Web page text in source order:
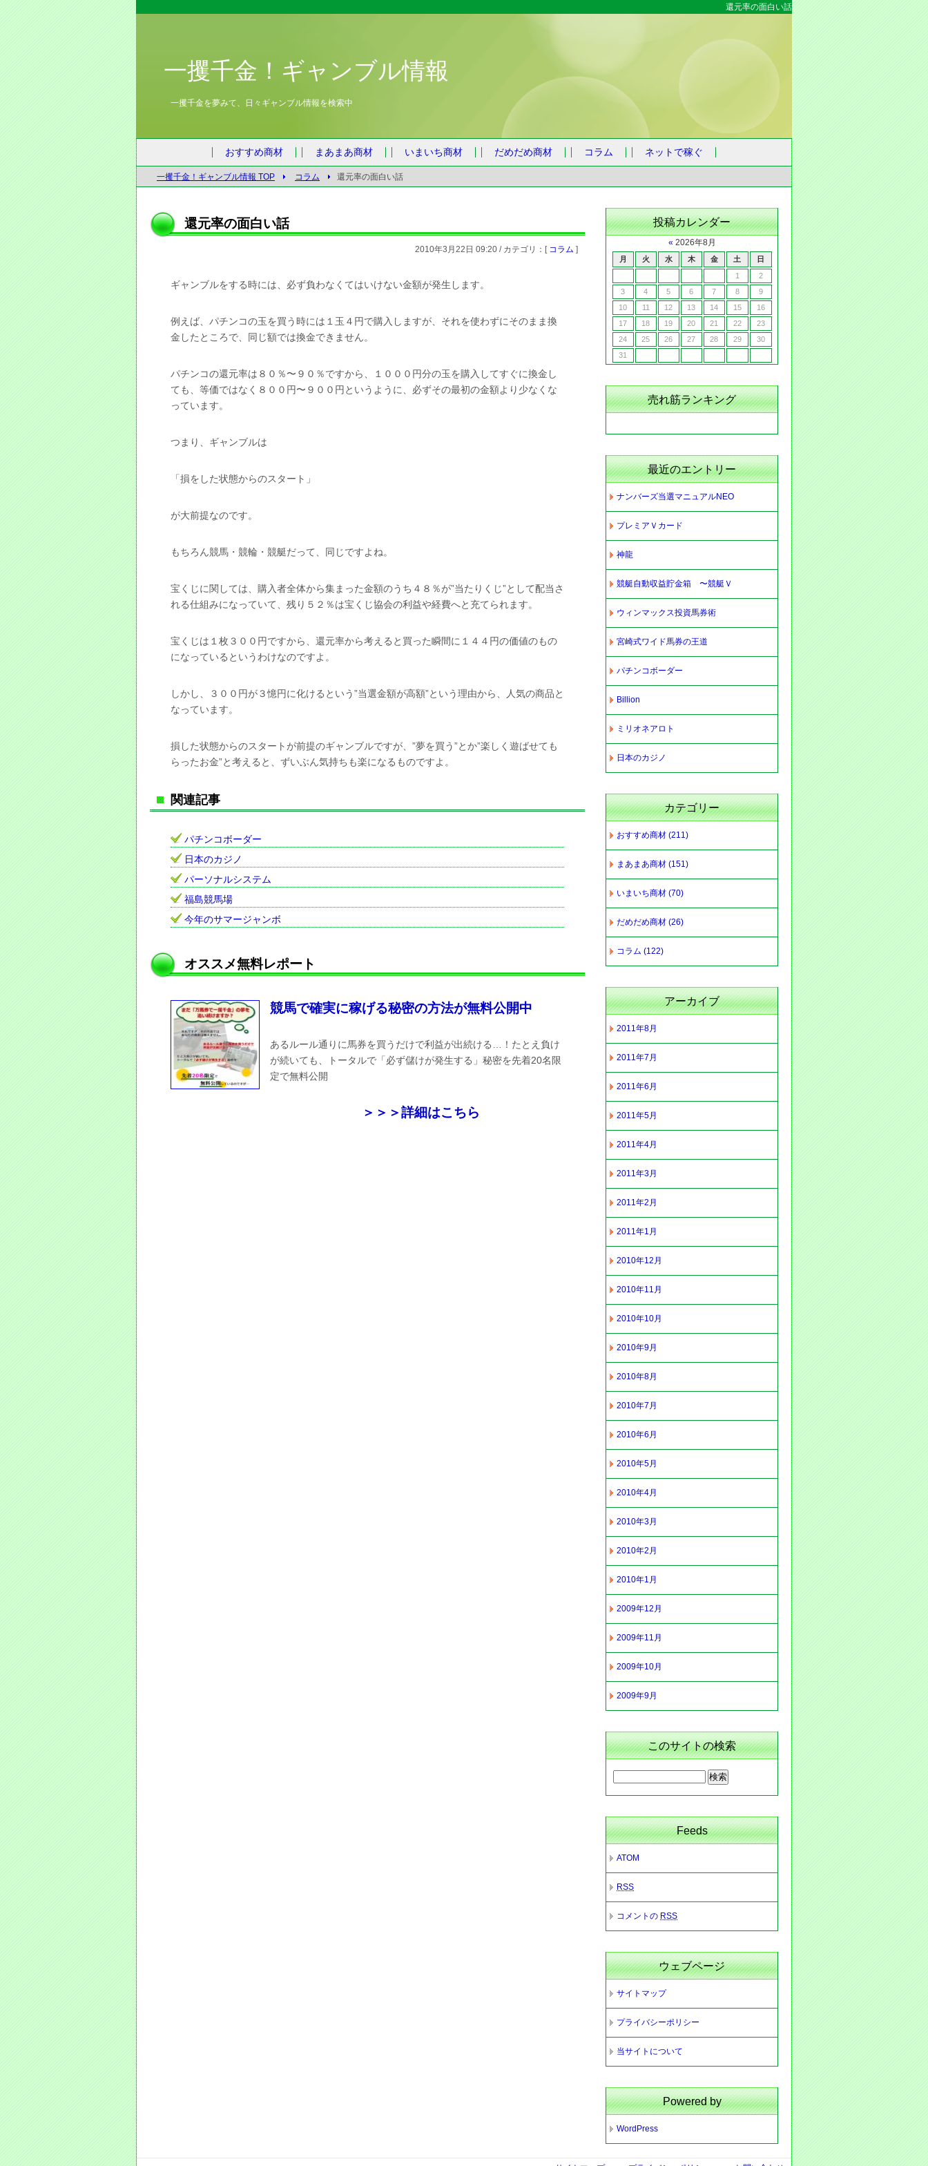
還元率の面白い話
一攫千金！ギャンブル情報
一攫千金を夢みて、日々ギャンブル情報を検索中
おすすめ商材 まあまあ商材 いまいち商材 だめだめ商材 コラム ネットで稼ぐ
一攫千金！ギャンブル情報 TOP コラム 還元率の面白い話
還元率の面白い話
2010年3月22日 09:20 / カテゴリ：[ コラム ]
ギャンブルをする時には、必ず負わなくてはいけない金額が発生します。
例えば、パチンコの玉を買う時には１玉４円で購入しますが、それを使わずにそのまま換
金したところで、同じ額では換金できません。
パチンコの還元率は８０％〜９０％ですから、１０００円分の玉を購入してすぐに換金し
ても、等価ではなく８００円〜９００円というように、必ずその最初の金額より少なくな
っています。
つまり、ギャンブルは
「損をした状態からのスタート」
が大前提なのです。
もちろん競馬・競輪・競艇だって、同じですよね。
宝くじに関しては、購入者全体から集まった金額のうち４８％が”当たりくじ”として配当さ
れる仕組みになっていて、残り５２％は宝くじ協会の利益や経費へと充てられます。
宝くじは１枚３００円ですから、還元率から考えると買った瞬間に１４４円の価値のもの
になっているというわけなのですよ。
しかし、３００円が３憶円に化けるという”当選金額が高額”という理由から、人気の商品と
なっています。
損した状態からのスタートが前提のギャンブルですが、”夢を買う”とか”楽しく遊ばせても
らったお金”と考えると、ずいぶん気持ちも楽になるものですよ。
関連記事
パチンコボーダー
日本のカジノ
パーソナルシステム
福島競馬場
今年のサマージャンボ
オススメ無料レポート
競馬で確実に稼げる秘密の方法が無料公開中
あるルール通りに馬券を買うだけで利益が出続ける…！たとえ負け
が続いても、トータルで「必ず儲けが発生する」秘密を先着20名限
定で無料公開
＞＞＞詳細はこちら
投稿カレンダー
« 2026年8月
月 火 水 木 金 土
日
1
2
3
4 5 6 7 8
9
10
11 12 13 14 15
16
17
18 19 20 21 22
23
24
25 26 27 28 29
30
31
売れ筋ランキング
最近のエントリー
ナンバーズ当選マニュアルNEO
プレミアＶカード
神龍
競艇自動収益貯金箱 〜競艇Ｖ
ウィンマックス投資馬券術
宮崎式ワイド馬券の王道
パチンコボーダー
Billion
ミリオネアロト
日本のカジノ
カテゴリー
おすすめ商材 (211)
まあまあ商材 (151)
いまいち商材 (70)
だめだめ商材 (26)
コラム (122)
アーカイブ
2011年8月
2011年7月
2011年6月
2011年5月
2011年4月
2011年3月
2011年2月
2011年1月
2010年12月
2010年11月
2010年10月
2010年9月
2010年8月
2010年7月
2010年6月
2010年5月
2010年4月
2010年3月
2010年2月
2010年1月
2009年12月
2009年11月
2009年10月
2009年9月
このサイトの検索
Feeds
ATOM
RSS
コメントの RSS
ウェブページ
サイトマップ
プライバシーポリシー
当サイトについて
Powered by
WordPress